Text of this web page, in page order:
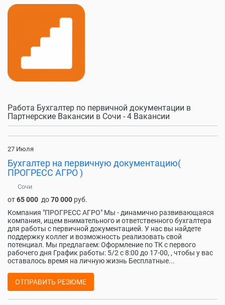
Работа Бухгалтер по первичной документации в
Партнерские Вакансии в Сочи - 4 Вакансии
27 Июля
Бухгалтер на первичную документацию(
ПРОГРЕСС АГРО )
Сочи
от65 000 до70 000 руб.
Компания "ПРОГРЕСС АГРО" Мы - динамично развивающаяся
компания, ищем внимательного и ответственного бухгалтера
для работы с первичной документацией. У нас вы найдете
поддержку коллег и возможность реализовать свой
потенциал. Мы предлагаем: Оформление по ТК с первого
рабочего дня График работы: 5/2 с 8:00 до 17-00, , чтобы у вас
оставалось время на личную жизнь Бесплатные...
ОТПРАВИТЬ РЕЗЮМЕ